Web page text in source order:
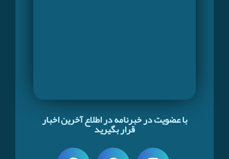
با عضویت در خبرنامه در اطلاع آخرین اخبار
قرار بگیرید